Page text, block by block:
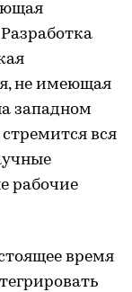
не имеющая
западном
вся
рабочие
время